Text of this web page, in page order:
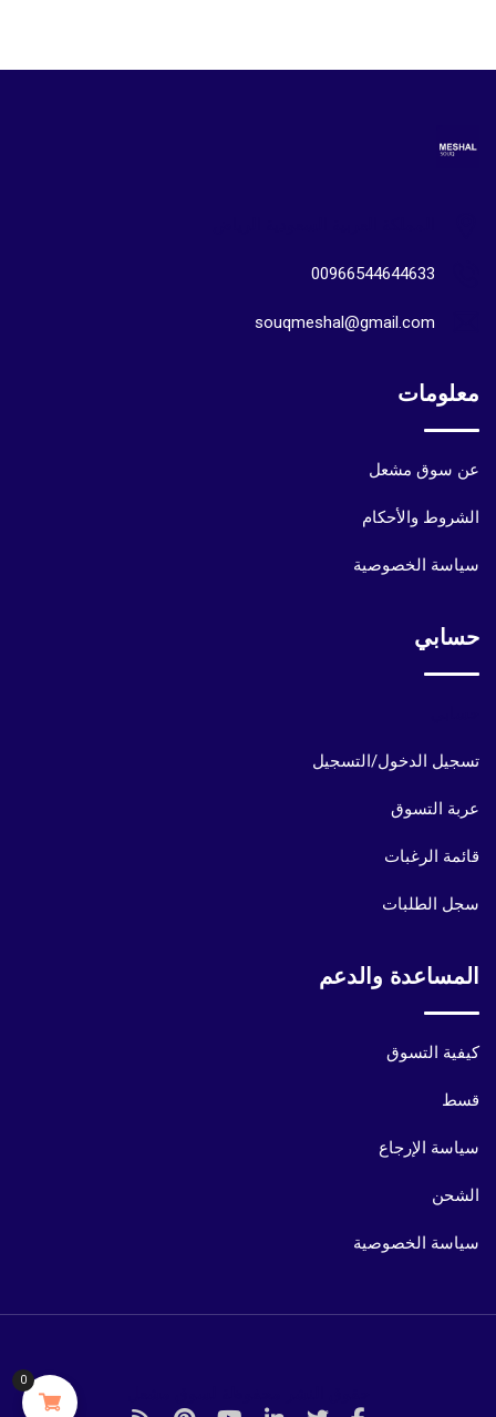
00966544644633
souqmeshal@gmail.com
معلومات
عن سوق مشعل
الشروط والأحكام
سياسة الخصوصية
حسابي
تسجيل الدخول/التسجيل
عربة التسوق
قائمة الرغبات
سجل الطلبات
المساعدة والدعم
كيفية التسوق
قسط
سياسة الإرجاع
الشحن
سياسة الخصوصية
0